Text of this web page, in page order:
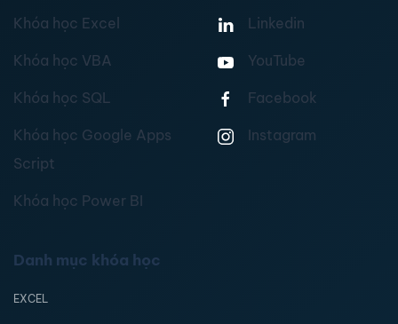
Khóa học Excel
Khóa học VBA
Khóa học SQL
Khóa học Google Apps
Script
Khóa học Power BI
Linkedin
YouTube
Facebook
Instagram
Danh mục khóa học
EXCEL